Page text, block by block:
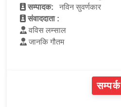
सम्पादक:
नविन सुवर्णकार
संवाददाता :
वविस लम्साल
जानकि गौतम
सम्पर्क